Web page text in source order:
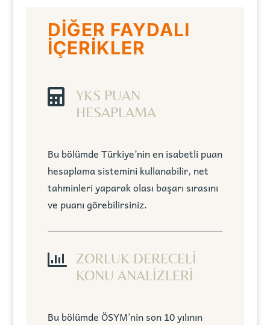
DİĞER FAYDALI
İÇERİKLER

YKS PUAN
HESAPLAMA
Bu bölümde Türkiye’nin en isabetli puan
hesaplama sistemini kullanabilir, net
tahminleri yaparak olası başarı sırasını
ve puanı görebilirsiniz.

ZORLUK DERECELİ
KONU ANALİZLERİ
Bu bölümde ÖSYM’nin son 10 yılının